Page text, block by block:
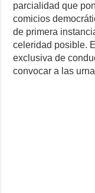
parcialidad que
comicios
de primera
celeridad posible.
exclusiva de
convocar a las